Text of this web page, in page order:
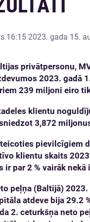
16:15 2023. gada 15.
privātpersonu,
2023. gadā
239 miljoni eiro
klientu
3,872
pievilcīgiem
klientu skaits
ir par 2 % vairāk
peļņa (Baltijā)
atdeve bija 29.2
2. ceturkšņa neto